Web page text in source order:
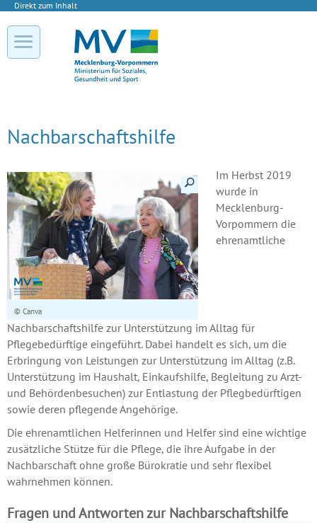
Direkt zum Inhalt
Nachbarschaftshilfe
Details anzeigen
© Canva
Im Herbst 2019
wurde in
Mecklenburg-
Vorpommern die
ehrenamtliche
Nachbarschaftshilfe zur Unterstützung im Alltag für
Pflegebedürftige eingeführt. Dabei handelt es sich, um die
Erbringung von Leistungen zur Unterstützung im Alltag (z.B.
Unterstützung im Haushalt, Einkaufshilfe, Begleitung zu Arzt-
und Behördenbesuchen) zur Entlastung der Pflegbedürftigen
sowie deren pflegende Angehörige.
Die ehrenamtlichen Helferinnen und Helfer sind eine wichtige
zusätzliche Stütze für die Pflege, die ihre Aufgabe in der
Nachbarschaft ohne große Bürokratie und sehr flexibel
wahrnehmen können.
Fragen und Antworten zur Nachbarschaftshilfe